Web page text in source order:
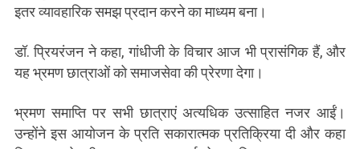
इतर व्यावहारिक समझ प्रदान करने का माध्यम बना।
डॉ. प्रियरंजन ने कहा, गांधीजी के विचार आज भी प्रासंगिक हैं, और
यह भ्रमण छात्राओं को समाजसेवा की प्रेरणा देगा।
भ्रमण समाप्ति पर सभी छात्राएं अत्यधिक उत्साहित नजर आईं।
उन्होंने इस आयोजन के प्रति सकारात्मक प्रतिक्रिया दी और कहा